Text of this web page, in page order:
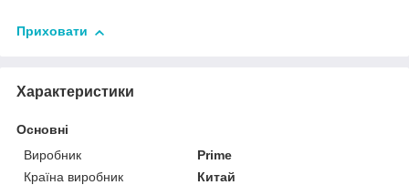
Приховати
Характеристики
Основні
Виробник
Prime
Країна виробник
Китай